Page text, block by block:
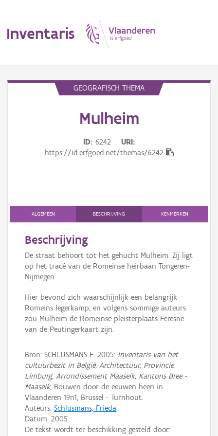
Inventaris
Persoon of collectief
Downloads
Hergebruik
GEOGRAFISCH THEMA
Mulheim
ID 6242
URI
https://id.erfgoed.net/themas/6242
ALGEMEEN BESCHRIJVING KENMERKEN
Beschrijving
De straat behoort tot het gehucht Mulheim. Zij ligt
op het tracé van de Romeinse heirbaan Tongeren-
Nijmegen.
Hier bevond zich waarschijnlijk een belangrijk
Romeins legerkamp, en volgens sommige auteurs
zou Mulheim de Romeinse pleisterplaats Feresne
van de Peutingerkaart zijn.
Bron: SCHLUSMANS F. 2005: Inventaris van het
cultuurbezit in België, Architectuur, Provincie
Limburg, Arrondissement Maaseik, Kantons Bree -
Maaseik, Bouwen door de eeuwen heen in
Vlaanderen 19n1, Brussel - Turnhout.
Auteurs: Schlusmans, Frieda
Datum: 2005
De tekst wordt ter beschikking gesteld door: